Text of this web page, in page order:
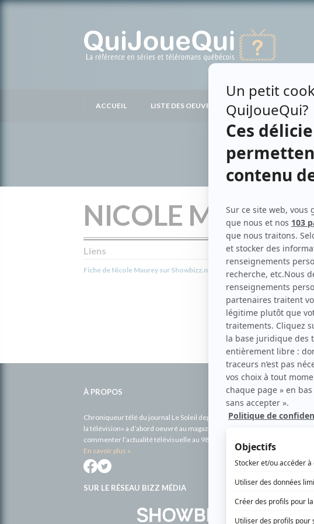
ACCUEIL LISTE DES OEUVRES LISTE DES
NICOLE MAUREY
Liens
Fiche de Nicole Maurey sur Showbizz.net
La
À PROPOS
Chroniqueur télé du journal Le Soleil depuis 2001, Richard Therrien
la télévision» a d’abord oeuvré au magazine TV Hebdo de 1996 à 2001.
commenter l’actualité télévisuelle au 98,5.
En savoir plus »
SUR LE RÉSEAU BIZZ MÉDIA